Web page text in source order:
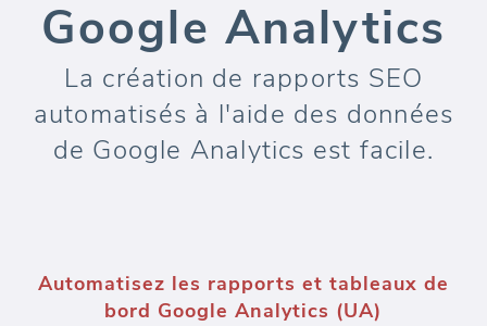
Google Analytics
La création de rapports SEO
automatisés à l'aide des données
de Google Analytics est facile.
Automatisez les rapports et tableaux de
bord Google Analytics (UA)